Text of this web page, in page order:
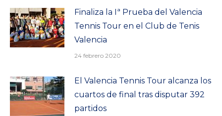
Finaliza la Iª Prueba del Valencia
Tennis Tour en el Club de Tenis
Valencia
24 febrero 2020
El Valencia Tennis Tour alcanza los
cuartos de final tras disputar 392
partidos